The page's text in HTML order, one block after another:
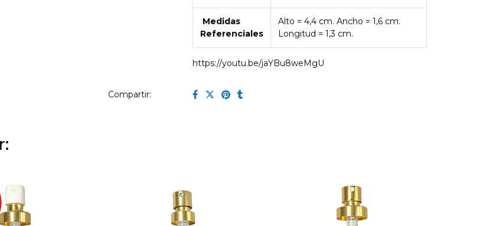
Medidas
Referenciales
Alto = 4,4 cm. Ancho = 1,6 cm.
Longitud = 1,3 cm.
https://youtu.be/jaYBu8weMgU
Compartir: